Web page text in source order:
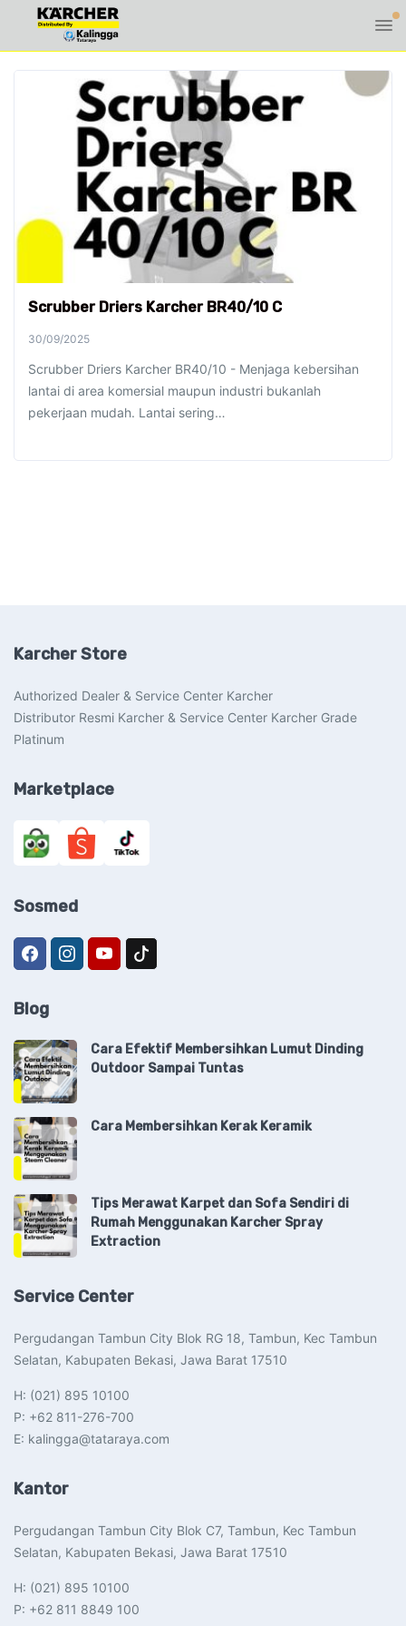
Scrubber Driers Karcher BR40/10 C
30/09/2025
Scrubber Driers Karcher BR40/10 - Menjaga kebersihan
lantai di area komersial maupun industri bukanlah
pekerjaan mudah. Lantai sering…
Karcher Store
Authorized Dealer & Service Center Karcher
Distributor Resmi Karcher & Service Center Karcher Grade
Platinum
Marketplace
Sosmed
Blog
Cara Efektif Membersihkan Lumut Dinding
Outdoor Sampai Tuntas
Cara Membersihkan Kerak Keramik
Tips Merawat Karpet dan Sofa Sendiri di
Rumah Menggunakan Karcher Spray
Extraction
Service Center
Pergudangan Tambun City Blok RG 18, Tambun, Kec Tambun
Selatan, Kabupaten Bekasi, Jawa Barat 17510​
H: (021) 895 10100
P: +62 811-276-700
E: kalingga@tataraya.com
Kantor
Pergudangan Tambun City Blok C7, Tambun, Kec Tambun
Selatan, Kabupaten Bekasi, Jawa Barat 17510​
H: (021) 895 10100
P: +62 811 8849 100